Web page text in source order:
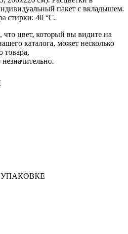
пакет с вкладышем.
стирки: 40 °С.
цвет, который вы видите на
каталога, может несколько
товара,
УПАКОВКЕ